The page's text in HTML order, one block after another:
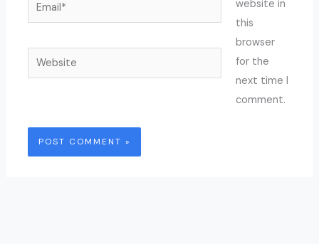
Website
website in
this
browser
for the
next time I
comment.